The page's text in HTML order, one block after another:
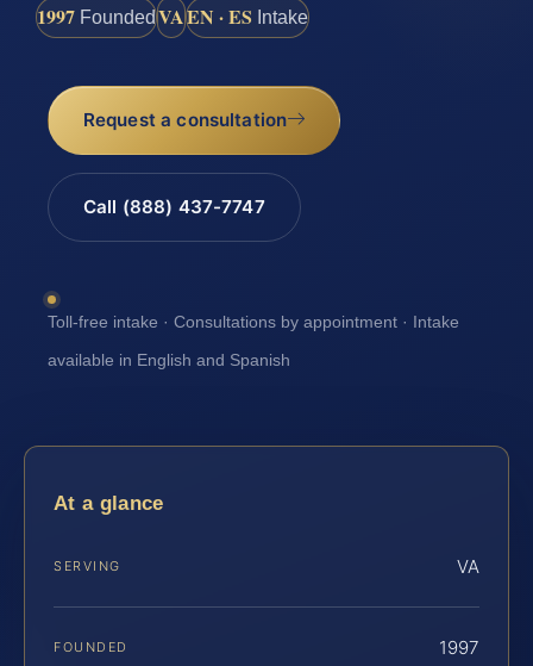
1997 FoundedVAEN · ES Intake
Request a consultation
Call (888) 437-7747
Toll-free intake · Consultations by appointment · Intake
available in English and Spanish
At a glance
SERVING VA
FOUNDED 1997